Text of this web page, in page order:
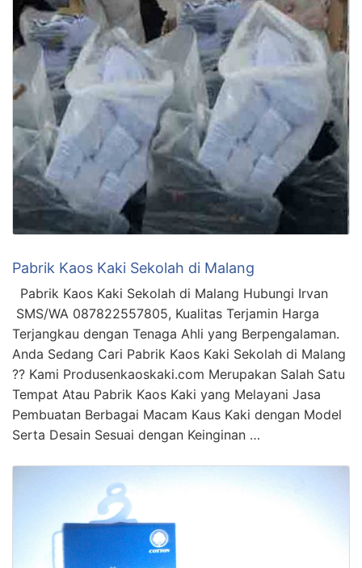
Pabrik Kaos Kaki Sekolah di Malang
Pabrik Kaos Kaki Sekolah di Malang Hubungi Irvan
SMS/WA 087822557805, Kualitas Terjamin Harga
Terjangkau dengan Tenaga Ahli yang Berpengalaman.
Anda Sedang Cari Pabrik Kaos Kaki Sekolah di Malang
?? Kami Produsenkaoskaki.com Merupakan Salah Satu
Tempat Atau Pabrik Kaos Kaki yang Melayani Jasa
Pembuatan Berbagai Macam Kaus Kaki dengan Model
Serta Desain Sesuai dengan Keinginan …